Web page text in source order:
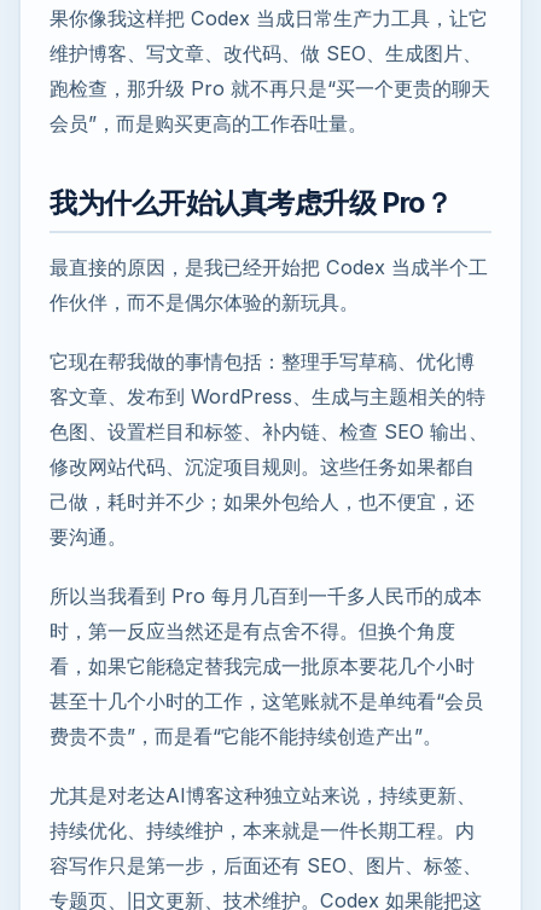
果你像我这样把 Codex 当成日常生产力工具，让它
维护博客、写文章、改代码、做 SEO、生成图片、
跑检查，那升级 Pro 就不再只是“买一个更贵的聊天
会员”，而是购买更高的工作吞吐量。
我为什么开始认真考虑升级 Pro？
最直接的原因，是我已经开始把 Codex 当成半个工
作伙伴，而不是偶尔体验的新玩具。
它现在帮我做的事情包括：整理手写草稿、优化博
客文章、发布到 WordPress、生成与主题相关的特
色图、设置栏目和标签、补内链、检查 SEO 输出、
修改网站代码、沉淀项目规则。这些任务如果都自
己做，耗时并不少；如果外包给人，也不便宜，还
要沟通。
所以当我看到 Pro 每月几百到一千多人民币的成本
时，第一反应当然还是有点舍不得。但换个角度
看，如果它能稳定替我完成一批原本要花几个小时
甚至十几个小时的工作，这笔账就不是单纯看“会员
费贵不贵”，而是看“它能不能持续创造产出”。
尤其是对老达AI博客这种独立站来说，持续更新、
持续优化、持续维护，本来就是一件长期工程。内
容写作只是第一步，后面还有 SEO、图片、标签、
专题页、旧文更新、技术维护。Codex 如果能把这